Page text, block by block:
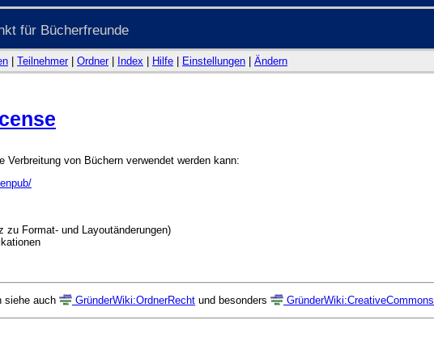
für Bücherfreunde
Teilnehmer| Ordner| Index Hilfe Einstellungen Ändern
von Büchern verwendet werden kann:
zu Format- und Layoutänderungen)
siehe auch GründerWiki:OrdnerRecht und besonders GründerWiki:CreativeCommons